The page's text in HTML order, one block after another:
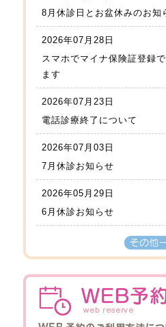
8月休診日とお盆休みのお知
2026年07月28日
スマホでマイナ保険証登録で
ます
2026年07月23日
電話診療終了について
2026年07月03日
7月休診お知らせ
2026年05月29日
6月休診お知らせ